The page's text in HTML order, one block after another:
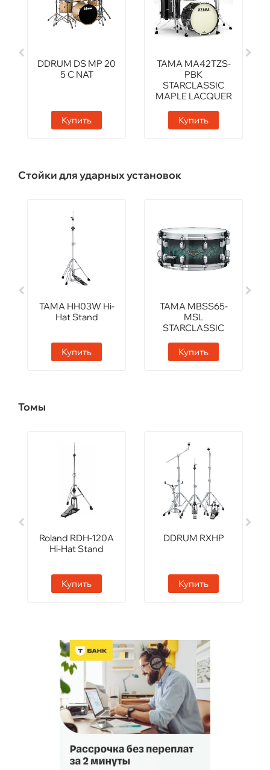
DDRUM DS MP 20
5 C NAT
Купить
TAMA MA42TZS-
PBK
STARCLASSIC
MAPLE LACQUER
Купить
Стойки для ударных установок
TAMA HH03W Hi-
Hat Stand
Купить
TAMA MBSS65-
MSL
STARCLASSIC
Купить
Томы
Roland RDH-120A
Hi-Hat Stand
Купить
DDRUM RXHP
Купить